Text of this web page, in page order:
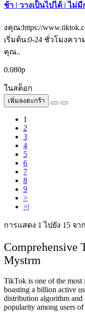
ช้า | วางเป็นไปได้ | ไม่
งคุณ:https://
เริ่มต้น:0-24 ชั่วโมงควา
คุณ..
0.080р
ในสต็อก
เพิ่มลงตะกร้า
1
2
3
4
5
6
7
8
9
>
>|
การแสดง 1 ไปยัง 15 จา
Comprehensive
Mystrm
TikTok is one of the
boasting a billion active
distribution algorithm and
popularity among users